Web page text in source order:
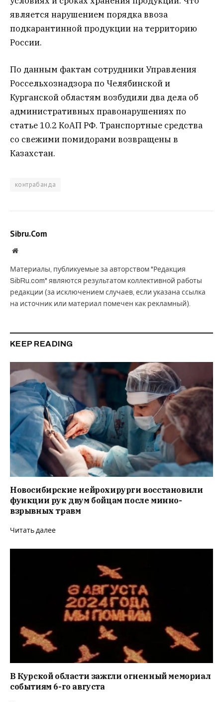
является нарушением порядка ввоза
подкарантинной продукции на территорию
России.
По данным фактам сотрудники Управления
Россельхознадзора по Челябинской и
Курганской областям возбудили два дела об
административных правонарушениях по
статье 10.2 КоАП РФ. Транспортные средства
со свежими помидорами возвращены в
Казахстан.
контрабанда
Sibru.Com
Website
Материалы, публикуемые за авторством "Редакция
SibRu.com" являются результатом коллективной работы
редакции (за исключением случаев, если указана ссылка
на источник или материал помечен как рекламный).
KEEP READING
Новосибирские нейрохирурги восстановили
функции рук двум бойцам после минно-
взрывных травм
Читать далее
В Курской области зажгли огненный мемориал
событиям 6-го августа